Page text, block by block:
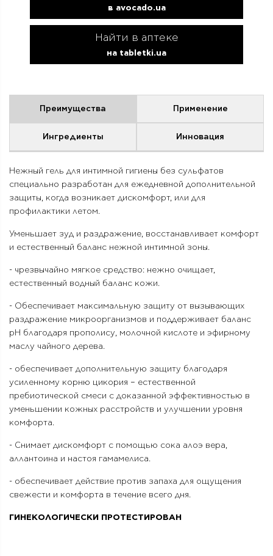
в avocado.ua
Найти в аптеке
на tabletki.ua
Преимущества Применение
Ингредиенты Инновация
Нежный гель для интимной гигиены без сульфатов
специально разработан для ежедневной дополнительной
защиты, когда возникает дискомфорт, или для
профилактики летом.
Уменьшает зуд и раздражение, восстанавливает комфорт
и естественный баланс нежной интимной зоны.
- чрезвычайно мягкое средство: нежно очищает,
естественный водный баланс кожи.
- Обеспечивает максимальную защиту от вызывающих
раздражение микроорганизмов и поддерживает баланс
pH благодаря прополису, молочной кислоте и эфирному
маслу чайного дерева.
- обеспечивает дополнительную защиту благодаря
усиленному корню цикория – естественной
пребиотической смеси с доказанной эффективностью в
уменьшении кожных расстройств и улучшении уровня
комфорта.
- Снимает дискомфорт с помощью сока алоэ вера,
аллантоина и настоя гамамелиса.
- обеспечивает действие против запаха для ощущения
свежести и комфорта в течение всего дня.
ГИНЕКОЛОГИЧЕСКИ ПРОТЕСТИРОВАН